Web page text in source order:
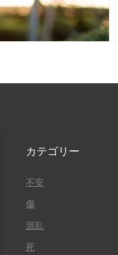
カテゴリー
不安
傷
混乱
死